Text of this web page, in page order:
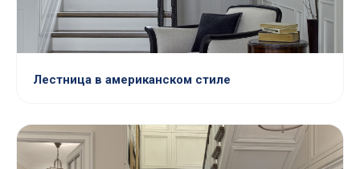
Лестница в американском стиле